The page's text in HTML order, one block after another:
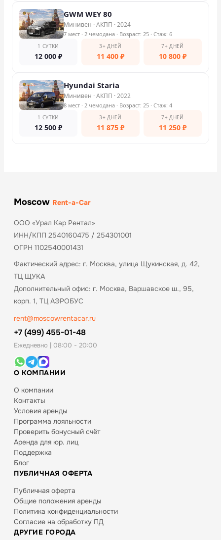
GWM WEY 80
Минивен ·АКПП ·2024
7 мест · 2 чемодана · Возраст: 25 · Стаж: 6
1 СУТКИ
12 000 ₽
3+ ДНЕЙ
11 400 ₽
7+ ДНЕЙ
10 800 ₽
Hyundai Staria
Минивен ·АКПП ·2022
8 мест · 2 чемодана · Возраст: 25 · Стаж: 4
1 СУТКИ
12 500 ₽
3+ ДНЕЙ
11 875 ₽
7+ ДНЕЙ
11 250 ₽
Moscow Rent-a-Car
ООО «Урал Кар Рентал»
ИНН/КПП 2540160475 / 254301001
ОГРН 1102540001431
Фактический адрес: г. Москва, улица Щукинская, д. 42,
ТЦ ЩУКА
Дополнительный офис: г. Москва, Варшавское ш., 95,
корп. 1, ТЦ АЭРОБУС
rent@moscowrentacar.ru
+7 (499) 455-01-48
Ежедневно | 08:00 - 20:00
О КОМПАНИИ
О компании
Контакты
Условия аренды
Программа лояльности
Проверить бонусный счёт
Аренда для юр. лиц
Поддержка
Блог
ПУБЛИЧНАЯ ОФЕРТА
Публичная оферта
Общие положения аренды
Политика конфиденциальности
Согласие на обработку ПД
ДРУГИЕ ГОРОДА